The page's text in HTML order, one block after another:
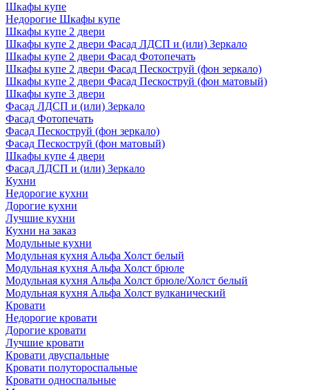
Шкафы купе
Недорогие Шкафы купе
Шкафы купе 2 двери
Шкафы купе 2 двери Фасад ЛДСП и (или) Зеркало
Шкафы купе 2 двери Фасад Фотопечать
Шкафы купе 2 двери Фасад Пескоструй (фон зеркало)
Шкафы купе 2 двери Фасад Пескоструй (фон матовый)
Шкафы купе 3 двери
Фасад ЛДСП и (или) Зеркало
Фасад Фотопечать
Фасад Пескоструй (фон зеркало)
Фасад Пескоструй (фон матовый)
Шкафы купе 4 двери
Фасад ЛДСП и (или) Зеркало
Кухни
Недорогие кухни
Дорогие кухни
Лучшие кухни
Кухни на заказ
Модульные кухни
Модульная кухня Альфа Холст белый
Модульная кухня Альфа Холст брюле
Модульная кухня Альфа Холст брюле/Холст белый
Модульная кухня Альфа Холст вулканический
Кровати
Недорогие кровати
Дорогие кровати
Лучшие кровати
Кровати двуспальные
Кровати полутороспальные
Кровати односпальные